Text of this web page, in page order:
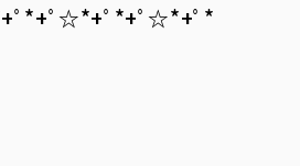
*+ﾟ☆*+ﾟ*+ﾟ☆*+ﾟ*